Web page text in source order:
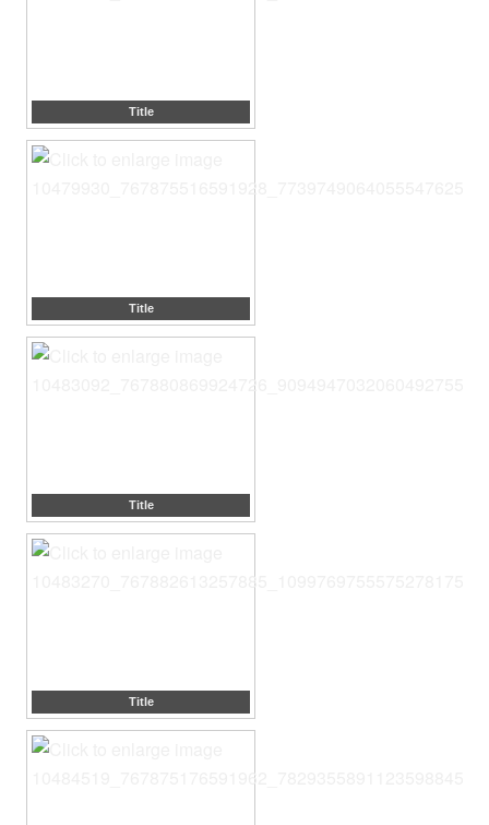
Title
Title
Title
Title